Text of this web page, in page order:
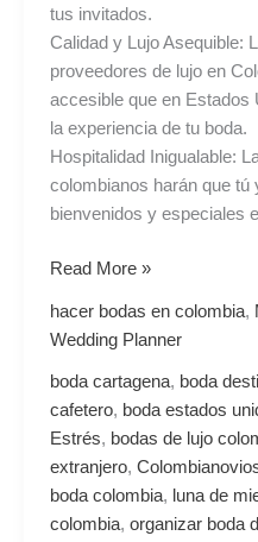
tus invitados.
Calidad y Lujo Asequible:
proveedores de lujo en
accesible que en Estados
la experiencia de tu boda.
Hospitalidad Inigualable:
colombianos harán que
bienvenidos y especiales
Read More »
hacer bodas en colombia,
Wedding Planner
boda cartagena, boda
cafetero, boda estados
Estrés, bodas de lujo
extranjero,
boda colombia, luna de
colombia, organizar boda